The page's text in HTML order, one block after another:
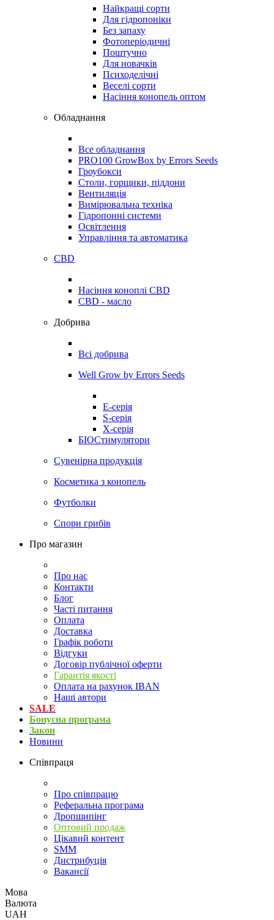
Найкращі сорти
Для гідропоніки
Без запаху
Фотоперіодичні
Поштучно
Для новачків
Психоделічні
Веселі сорти
Насіння конопель оптом
Обладнання
Все обладнання
PRO100 GrowBox by Errors Seeds
Гроубокси
Столи, горщики, піддони
Вентиляція
Вимірювальна техніка
Гідропонні системи
Освітлення
Управління та автоматика
CBD
Насіння коноплі CBD
CBD - масло
Добрива
Всі добрива
Well Grow by Errors Seeds
E-серія
S-серія
X-серія
БІОСтимулятори
Сувенірна продукція
Косметика з конопель
Футболки
Спори грибів
Про магазин
Про нас
Контакти
Блог
Часті питання
Оплата
Доставка
Графік роботи
Відгуки
Договір публічної оферти
Гарантія якості
Оплата на рахунок IBAN
Наші автори
SALE
Бонусна програма
Закон
Новини
Співпраця
Про співпрацю
Реферальна програма
Дропшипінг
Оптовий продаж
Цікавий контент
SMM
Дистрибуція
Вакансії
Мова
Валюта
UAH